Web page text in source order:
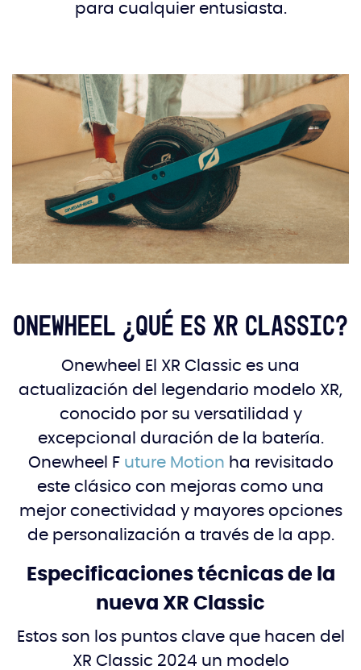
para cualquier entusiasta.
Onewheel ¿Qué es XR Classic?
Onewheel El XR Classic es una
actualización del legendario modelo XR,
conocido por su versatilidad y
excepcional duración de la batería.
Onewheel F uture Motion ha revisitado
este clásico con mejoras como una
mejor conectividad y mayores opciones
de personalización a través de la app.
Especificaciones técnicas de la
nueva XR Classic
Estos son los puntos clave que hacen del
XR Classic 2024 un modelo